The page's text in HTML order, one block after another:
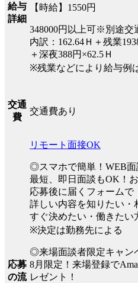
給与
詳細
【時給】1550円
348000円以上可※別途交
内訳：162.64Ｈ＋残業
＋深夜388円×62.5Ｈ
※残業などにより給与例
交通
費
交通費あり
応募
の流
リモート面接OK
◎スマホで簡単！WEB面
最短、即日面談もOK！
応募後に届くフォームで
詳しい内容を知りたい・
すぐ決めたい・働きたい
※決定は勤務先による
◎来場面談者限定キャン
8月限定！来場登録で
レゼント！